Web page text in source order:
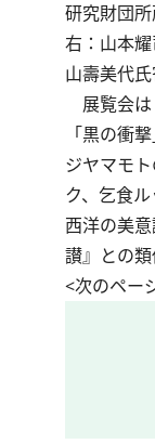
研究財団
右：山本
山壽美代
展覧会は
「黒の衝
ジヤマモ
ク、乞食
西洋の美
讃』との類
<次のペー